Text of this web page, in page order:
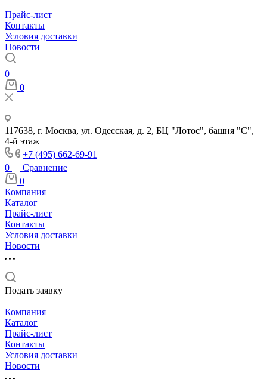
Прайс-лист
Контакты
Условия доставки
Новости
0
0
117638, г. Москва, ул. Одесская, д. 2, БЦ "Лотос", башня "С",
4-й этаж
+7 (495) 662-69-91
0
Сравнение
0
Компания
Каталог
Прайс-лист
Контакты
Условия доставки
Новости
Подать заявку
Компания
Каталог
Прайс-лист
Контакты
Условия доставки
Новости